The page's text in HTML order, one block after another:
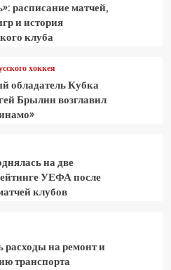
расписание матчей,
и история
клуба
хоккея
обладатель Кубка
Брылин возглавил
на две
УЕФА после
клубов
расходы на ремонт и
транспорта